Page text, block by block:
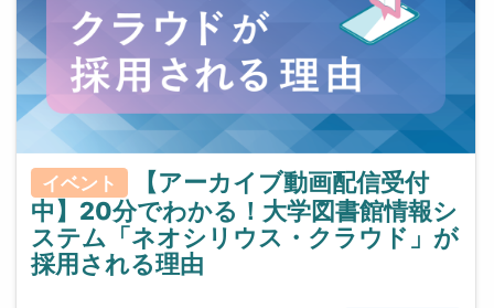
イベント
【アーカイブ動画配信受付
中】20分でわかる！大学図書館情報シ
ステム「ネオシリウス・クラウド」が
採用される理由